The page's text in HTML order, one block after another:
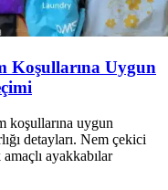
Koşullarına Uygun
uygun
detayları. Nem çekici
ayakkabılar